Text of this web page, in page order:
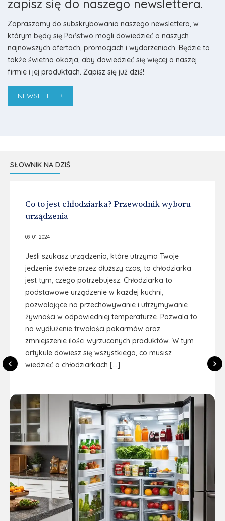
zapisz się do naszego newslettera.
Zapraszamy do subskrybowania naszego newslettera, w
którym będą się Państwo mogli dowiedzieć o naszych
najnowszych ofertach, promocjach i wydarzeniach. Będzie to
także świetna okazja, aby dowiedzieć się więcej o naszej
firmie i jej produktach. Zapisz się już dziś!
NEWSLETTER
SŁOWNIK NA DZIŚ
Co to jest chłodziarka? Przewodnik wyboru
urządzenia
09-01-2024
Jeśli szukasz urządzenia, które utrzyma Twoje
jedzenie świeże przez dłuższy czas, to chłodziarka
jest tym, czego potrzebujesz. Chłodziarka to
podstawowe urządzenie w każdej kuchni,
pozwalające na przechowywanie i utrzymywanie
żywności w odpowiedniej temperaturze. Pozwala to
na wydłużenie trwałości pokarmów oraz
zmniejszenie ilości wyrzucanych produktów. W tym
artykule dowiesz się wszystkiego, co musisz
wiedzieć o chłodziarkach […]